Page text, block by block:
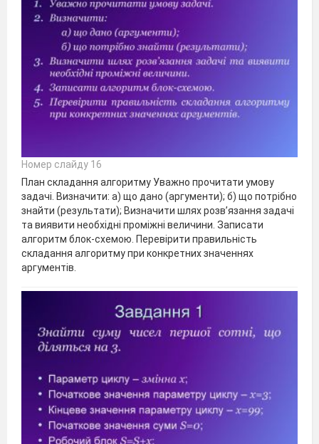
Номер слайду 16
План складання алгоритму Уважно прочитати умову
задачі. Визначити: а) що дано (аргументи); б) що потрібно
знайти (результати); Визначити шлях розв’язання задачі
та виявити необхідні проміжні величини. Записати
алгоритм блок-схемою. Перевірити правильність
складання алгоритму при конкретних значеннях
аргументів.